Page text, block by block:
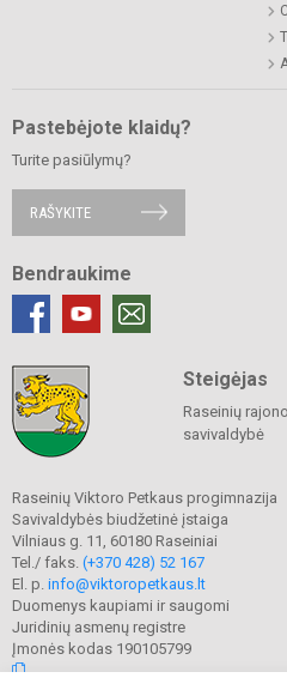
Pastebėjote klaidų?
Turite pasiūlymų?
RAŠYKITE
Bendraukime
Steigėjas
Raseinių rajono
savivaldybė
Raseinių Viktoro Petkaus progimnazija
Savivaldybės biudžetinė įstaiga
Vilniaus g. 11, 60180 Raseiniai
Tel./ faks. (+370 428) 52 167
El. p. info@viktoropetkaus.lt
Duomenys kaupiami ir saugomi
Juridinių asmenų registre
Įmonės kodas 190105799